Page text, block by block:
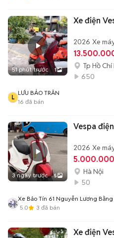
51 phút trước 1
Xe điện
2026 Xe
Tp Hồ Chí
650
L
LƯU BẢO TRÂN
16 đã bán
3 ngày trước 5
Vespa
2026 Xe
Hà Nội
50
Xe Bảo Tín 61 Nguyễn Lương Bằng
5.0
3 đã bán
Xe điện